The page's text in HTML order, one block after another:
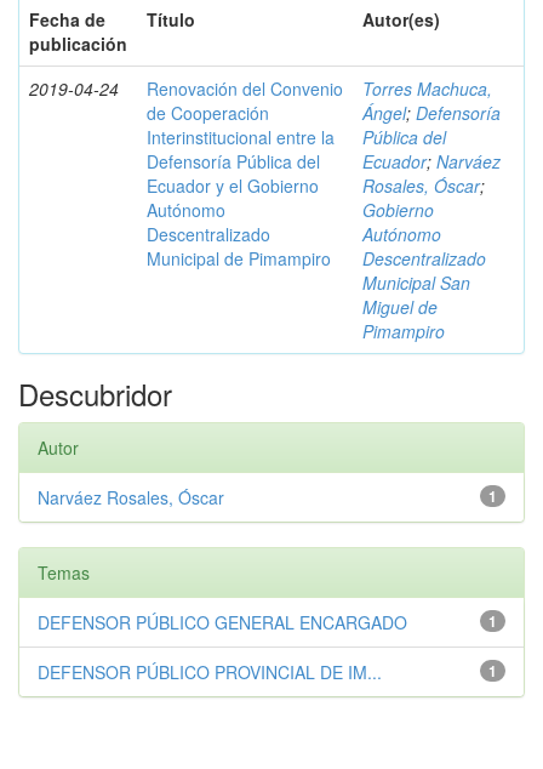
Fecha de
publicación
Título Autor(es)
2019-04-24
Renovación del Convenio
de Cooperación
Interinstitucional entre la
Defensoría Pública del
Ecuador y el Gobierno
Autónomo
Descentralizado
Municipal de Pimampiro
Torres Machuca,
Ángel; Defensoría
Pública del
Ecuador; Narváez
Rosales, Óscar;
Gobierno
Autónomo
Descentralizado
Municipal San
Miguel de
Pimampiro
Descubridor
Autor
1
Narváez Rosales, Óscar
Temas
1
DEFENSOR PÚBLICO GENERAL ENCARGADO
1
DEFENSOR PÚBLICO PROVINCIAL DE IM...